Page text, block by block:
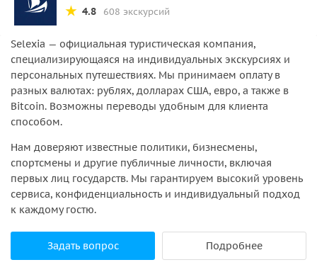
4.8 608 экскурсий
Selexia — официальная туристическая компания,
специализирующаяся на индивидуальных экскурсиях и
персональных путешествиях. Мы принимаем оплату в
разных валютах: рублях, долларах США, евро, а также в
Bitcoin. Возможны переводы удобным для клиента
способом.
Нам доверяют известные политики, бизнесмены,
спортсмены и другие публичные личности, включая
первых лиц государств. Мы гарантируем высокий уровень
сервиса, конфиденциальность и индивидуальный подход
к каждому гостю.
Задать вопрос Подробнее